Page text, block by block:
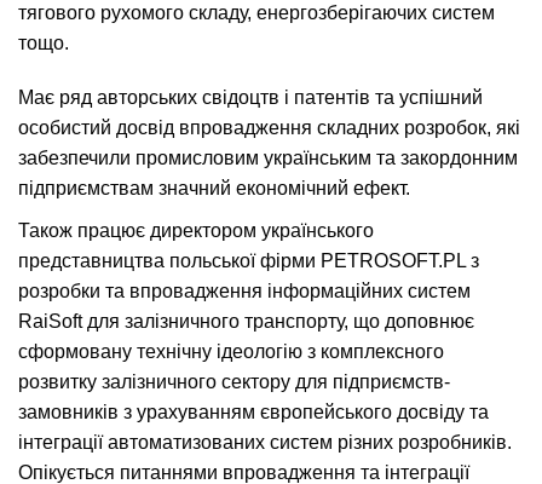
тягового рухомого складу, енергозберігаючих систем
тощо.
Має ряд авторських свідоцтв і патентів та успішний
особистий досвід впровадження складних розробок, які
забезпечили промисловим українським та закордонним
підприємствам значний економічний ефект.
Також працює директором українського
представництва польської фірми PETROSOFT.PL з
розробки та впровадження інформаційних систем
RaiSoft для залізничного транспорту, що доповнює
сформовану технічну ідеологію з комплексного
розвитку залізничного сектору для підприємств-
замовників з урахуванням європейського досвіду та
інтеграції автоматизованих систем різних розробників.
Опікується питаннями впровадження та інтеграції